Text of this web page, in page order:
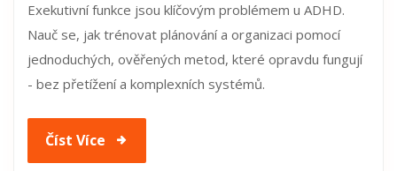
Exekutivní funkce jsou klíčovým problémem u ADHD.
Nauč se, jak trénovat plánování a organizaci pomocí
jednoduchých, ověřených metod, které opravdu fungují
- bez přetížení a komplexních systémů.
Číst Více